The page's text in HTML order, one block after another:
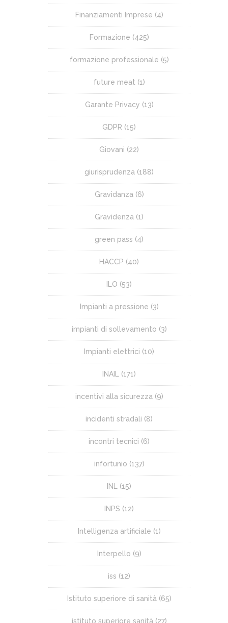
Finanziamenti Imprese (4)
Formazione (425)
formazione professionale (5)
future meat (1)
Garante Privacy (13)
GDPR (15)
Giovani (22)
giurisprudenza (188)
Gravidanza (6)
Gravidenza (1)
green pass (4)
HACCP (40)
ILO (53)
Impianti a pressione (3)
impianti di sollevamento (3)
Impianti elettrici (10)
INAIL (171)
incentivi alla sicurezza (9)
incidenti stradali (8)
incontri tecnici (6)
infortunio (137)
INL (15)
INPS (12)
Intelligenza artificiale (1)
Interpello (9)
iss (12)
Istituto superiore di sanità (65)
istituto superiore sanità (27)